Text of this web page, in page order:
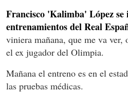
Francisco 'Kalimba' López se
entrenamientos del Real
viniera mañana, que me va ver,
el ex jugador del Olimpia.
Mañana el entreno es en el
las pruebas médicas.